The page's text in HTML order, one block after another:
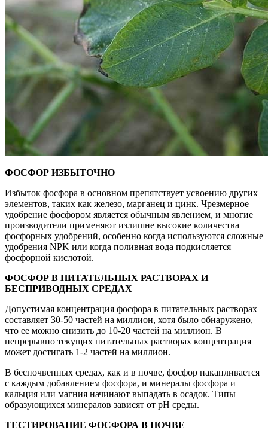
ФОСФОР ИЗБЫТОЧНО
Избыток фосфора в основном препятствует усвоению других
элементов, таких как железо, марганец и цинк. Чрезмерное
удобрение фосфором является обычным явлением, и многие
производители применяют излишне высокие количества
фосфорных удобрений, особенно когда используются сложные
удобрения NPK или когда поливная вода подкисляется
фосфорной кислотой.
ФОСФОР В ПИТАТЕЛЬНЫХ РАСТВОРАХ И
БЕСПРИВОДНЫХ СРЕДАХ
Допустимая концентрация фосфора в питательных растворах
составляет 30-50 частей на миллион, хотя было обнаружено,
что ее можно снизить до 10-20 частей на миллион. В
непрерывно текущих питательных растворах концентрация
может достигать 1-2 частей на миллион.
В беспочвенных средах, как и в почве, фосфор накапливается
с каждым добавлением фосфора, и минералы фосфора и
кальция или магния начинают выпадать в осадок. Типы
образующихся минералов зависят от pH среды.
ТЕСТИРОВАНИЕ ФОСФОРА В ПОЧВЕ